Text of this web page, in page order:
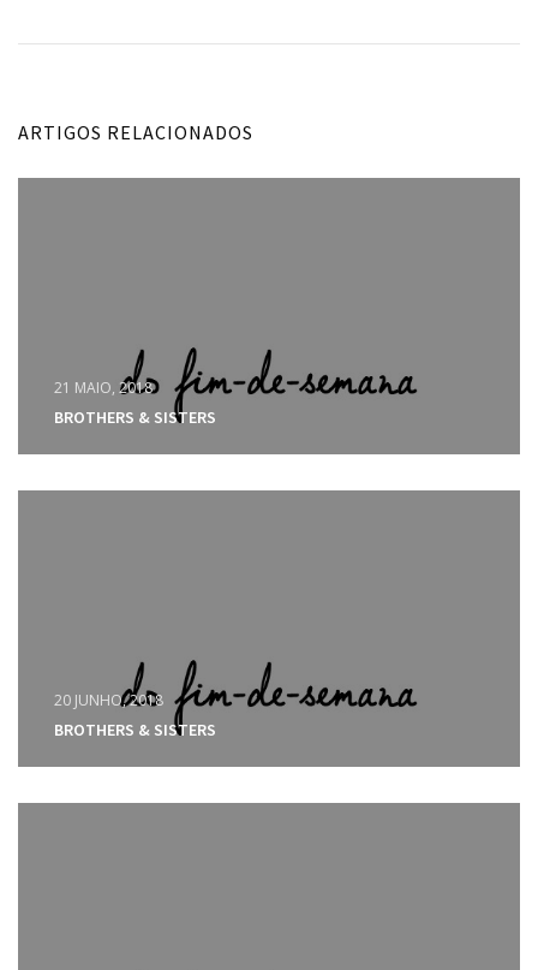
ARTIGOS RELACIONADOS
21 MAIO, 2018
BROTHERS & SISTERS
20 JUNHO, 2018
BROTHERS & SISTERS